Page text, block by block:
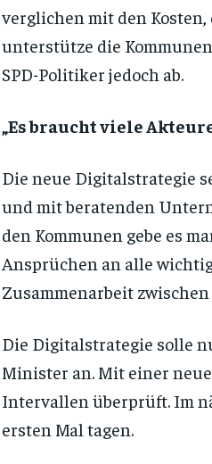
verglichen mit den
unterstütze die
SPD-Politiker jedoch ab.
„Es braucht viele
Die neue Digitalstrategie
und mit beratenden
den Kommunen gebe es
Ansprüchen an alle
Zusammenarbeit
Die Digitalstrategie solle
Minister an. Mit einer
Intervallen überprüft. Im
ersten Mal tagen.